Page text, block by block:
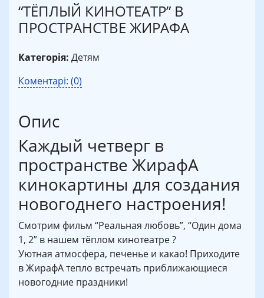
“ТЁПЛЫЙ КИНОТЕАТР” В
ПРОСТРАНСТВЕ ЖИРАФА
Категорія: Детям
Коментарі: (0)
Опис
Каждый четверг в
пространстве ЖирафА
кинокартины для создания
новогоднего настроения!
Смотрим фильм “Реальная любовь”, “Один дома
1, 2” в нашем тёплом кинотеатре ?
Уютная атмосфера, печенье и какао! Приходите
в ЖирафА тепло встречать приближающиеся
новогодние праздники!